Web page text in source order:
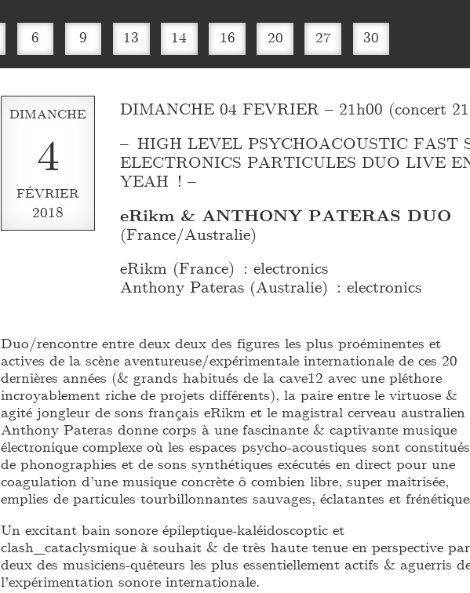
6 9 13 14 16 20 27 30
DIMANCHE
4
FÉVRIER
2018
DIMANCHE 04 FEVRIER – 21h00 (concert
– HIGH LEVEL PSYCHOACOUSTIC FAST
ELECTRONICS PARTICULES DUO LIVE
YEAH ! –
eRikm & ANTHONY PATERAS DUO
(France/Australie)
eRikm (France) : electronics
Anthony Pateras (Australie) : electronics
Duo/rencontre entre deux deux des figures les plus proéminentes et
actives de la scène aventureuse/expérimentale internationale de ces 20
dernières années (& grands habitués de la cave12 avec une pléthore
incroyablement riche de projets différents), la paire entre le virtuose &
agité jongleur de sons français eRikm et le magistral cerveau australien
Anthony Pateras donne corps à une fascinante & captivante musique
électronique complexe où les espaces psycho-acoustiques sont constitués
de phonographies et de sons synthétiques exécutés en direct pour une
coagulation d’une musique concrète ô combien libre, super maîtrisée,
emplies de particules tourbillonnantes sauvages, éclatantes et
Un excitant bain sonore épileptique-kaléidoscoptic et
clash_cataclysmique à souhait & de très haute tenue en perspective par
deux des musiciens-quêteurs les plus essentiellement actifs & aguerris
l’expérimentation sonore internationale.